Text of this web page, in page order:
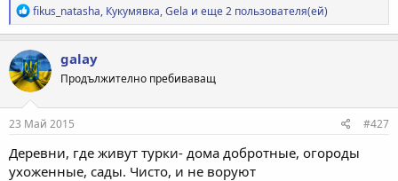
Р
е
а
к
ц
и
и
:
fikus_natasha, Кукумявка,Gela и еще 2 пользователя(ей)
galay
Продължително пребиваващ
23 Май 2015 #427
Деревни, где живут турки- дома добротные, огороды
ухоженные, сады. Чисто, и не воруют